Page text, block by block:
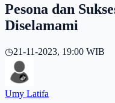
Pesona dan
Diselamami
◷21-11-2023, 19:00 WIB
Umy Latifa